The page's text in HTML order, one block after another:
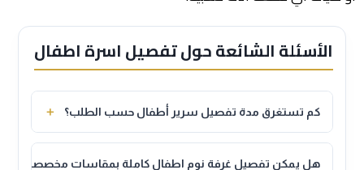
الأسئلة الشائعة حول تفصيل اسرة اطفال
كم تستغرق مدة تفصيل سرير أطفال حسب الطلب؟ ＋
تختلف المدة حسب نوع التصميم وحجم الطلب، وعادة ما
تتراوح بين أسبوع إلى أسبوعين من تاريخ تأكيد التصميم
هل يمكن تفصيل غرفة نوم اطفال كاملة بمقاسات مخصصة؟